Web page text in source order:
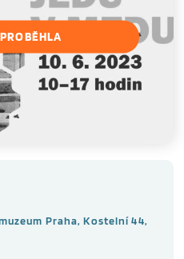
Praha, Kostelní 44,